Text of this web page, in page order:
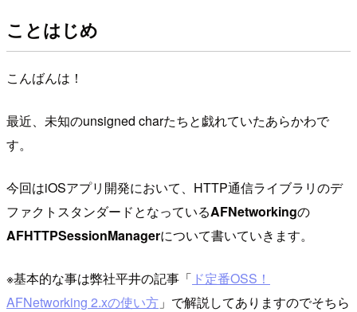
ことはじめ
こんばんは！
最近、未知のunsigned charたちと戯れていたあらかわで
す。
今回はiOSアプリ開発において、HTTP通信ライブラリのデ
ファクトスタンダードとなっているAFNetworkingの
AFHTTPSessionManagerについて書いていきます。
※基本的な事は弊社平井の記事「 ド定番OSS！
AFNetworking 2.xの使い方 」で解説してありますのでそちら